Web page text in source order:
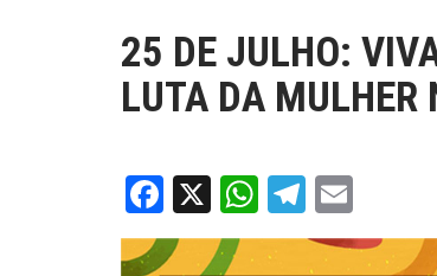
25 DE JULHO:
LUTA DA MULHER
Facebook
X WhatsApp
Telegram